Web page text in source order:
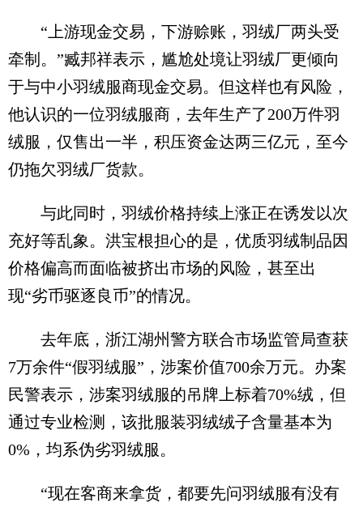
“上游现金交易，下游赊账，羽绒厂两头受
牵制。”臧邦祥表示，尴尬处境让羽绒厂更倾向
于与中小羽绒服商现金交易。但这样也有风险，
他认识的一位羽绒服商，去年生产了200万件羽
绒服，仅售出一半，积压资金达两三亿元，至今
仍拖欠羽绒厂货款。
与此同时，羽绒价格持续上涨正在诱发以次
充好等乱象。洪宝根担心的是，优质羽绒制品因
价格偏高而面临被挤出市场的风险，甚至出
现“劣币驱逐良币”的情况。
去年底，浙江湖州警方联合市场监管局查获
7万余件“假羽绒服”，涉案价值700余万元。办案
民警表示，涉案羽绒服的吊牌上标着70%绒，但
通过专业检测，该批服装羽绒绒子含量基本为
0%，均系伪劣羽绒服。
“现在客商来拿货，都要先问羽绒服有没有